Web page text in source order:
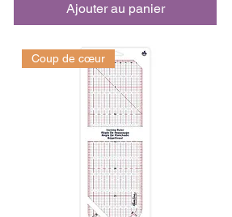
Ajouter au panier
Coup de cœur